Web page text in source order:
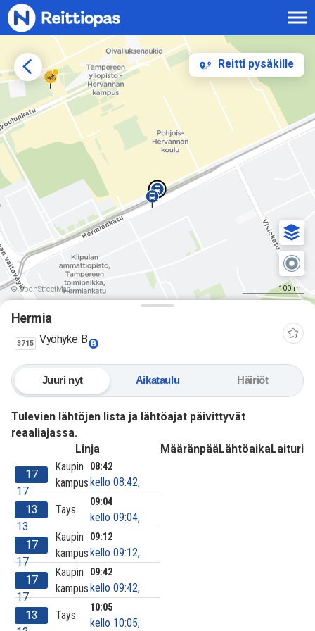
Siirry sisältöön
Reitti pysäkille
© OpenStreetMap 100 m
Hermia
3715 Vyöhyke B B
Juuri nyt Aikataulu Häiriöt
Tulevien lähtöjen lista ja lähtöajat päivittyvät
reaaliajassa.
Linja
MääränpääLähtöaikaLaituri
17
17
Kaupin
kampus
08:42
kello 08:42,
13
13
Tays
09:04
kello 09:04,
17
17
Kaupin
kampus
09:12
kello 09:12,
17
17
Kaupin
kampus
09:42
kello 09:42,
13
Tays
10:05
kello 10:05,